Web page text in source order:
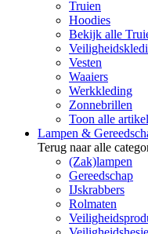
Truien
Hoodies
Bekijk alle
Vesten
Waaiers
Werkkleding
Zonnebrillen
Toon alle
Lampen &
Terug naar alle
(Zak)lampen
Gereedschap
IJskrabbers
Rolmaten